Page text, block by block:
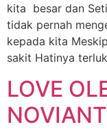
kita besar dan
tidak pernah
kepada kita
sakit Hatinya
LOVE